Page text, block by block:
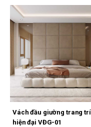
Vách đầu giường trang trí
hiện đại VĐG-01